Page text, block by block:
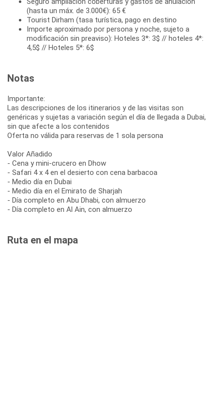
(hasta un máx. de 3.000€): 65 €
Tourist Dirham (tasa turística, pago en destino
Importe aproximado por persona y noche, sujeto a
modificación sin preaviso): Hoteles 3*: 3$ // hoteles 4*:
4,5$ // Hoteles 5*: 6$
Notas
Importante:
Las descripciones de los itinerarios y de las visitas son
genéricas y sujetas a variación según el día de llegada a Dubai,
sin que afecte a los contenidos
Oferta no válida para reservas de 1 sola persona
Valor Añadido
- Cena y mini-crucero en Dhow
- Safari 4 x 4 en el desierto con cena barbacoa
- Medio día en Dubai
- Medio día en el Emirato de Sharjah
- Día completo en Abu Dhabi, con almuerzo
- Día completo en Al Ain, con almuerzo
Ruta en el mapa